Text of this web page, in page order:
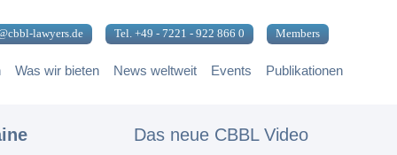
lawyers.de Tel. +49 - 7221 - 922 866 0 Members
Was wir bieten News weltweit Events Publikationen
Das neue CBBL Video